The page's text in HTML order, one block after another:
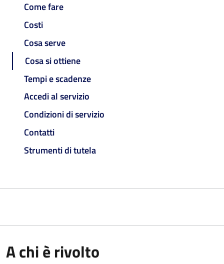
Come fare
Costi
Cosa serve
Cosa si ottiene
Tempi e scadenze
Accedi al servizio
Condizioni di servizio
Contatti
Strumenti di tutela
A chi è rivolto